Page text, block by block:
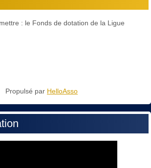
: le Fonds de dotation de la Ligue
Propulsé par HelloAsso